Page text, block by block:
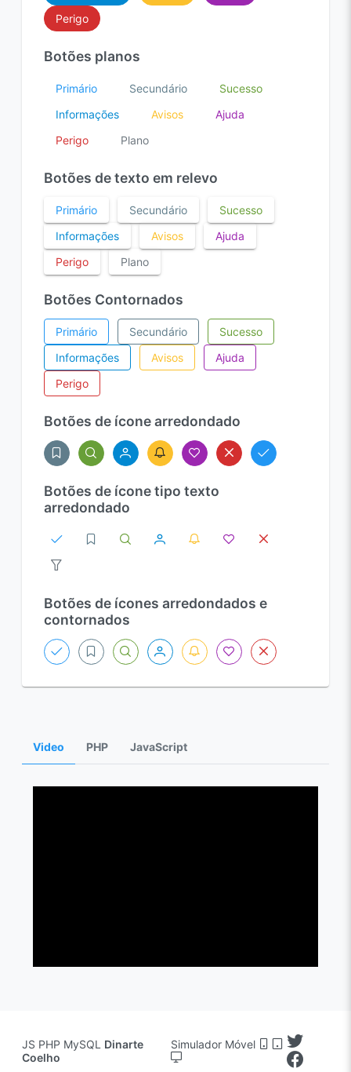
Perigo
Botões planos
Primário Secundário
Sucesso
Informações
Avisos
Ajuda
Perigo
Plano
Botões de texto em relevo
Primário Secundário
Sucesso
Informações
Avisos
Ajuda
Perigo
Plano
Botões Contornados
Primário Secundário
Sucesso
Informações
Avisos
Ajuda
Perigo
Botões de ícone arredondado
Botões de ícone tipo texto
arredondado
Botões de ícones arredondados e
contornados
Video PHP JavaScript
JS PHP MySQL Dinarte
Coelho
Simulador Móvel